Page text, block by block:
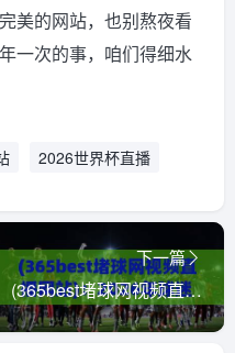
美的网站，也别熬夜看
一次的事，咱们得细水
2026世界杯直播
下一篇
(365best堵球网视频直播网站)：2026年球迷必收藏的观赛神器，到底香不香？